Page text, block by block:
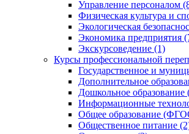
Управление персоналом
Физическая культура и
Экологическая
Экономика предприятия
Экскурсоведение (1)
Курсы профессиональной
Государственное и
Дополнительное
Дошкольное
Информационные
Общее образование
Общественное питание